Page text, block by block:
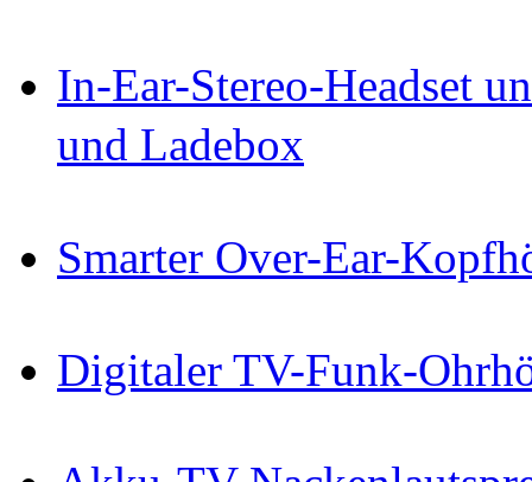
In-Ear-Stereo-Headset
und Ladebox
Smarter Over-Ear-
Digitaler TV-Funk-